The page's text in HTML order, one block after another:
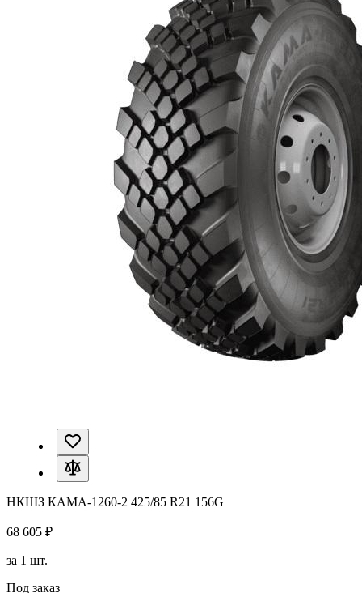
НКШЗ КАМА-1260-2 425/85 R21 156G
68 605 ₽
за 1 шт.
Под заказ